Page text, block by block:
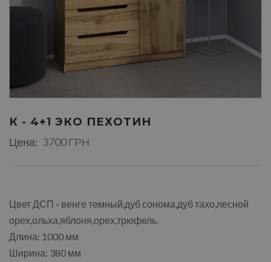
К - 4+1 ЭКО ПЕХОТИН
Цена: 3700 ГРН
Цвет ДСП - венге темный,дуб сонома,дуб тахо,лесной
орех,ольха,яблоня,орех,трюфель.
Длина: 1000 мм
Ширина: 380 мм